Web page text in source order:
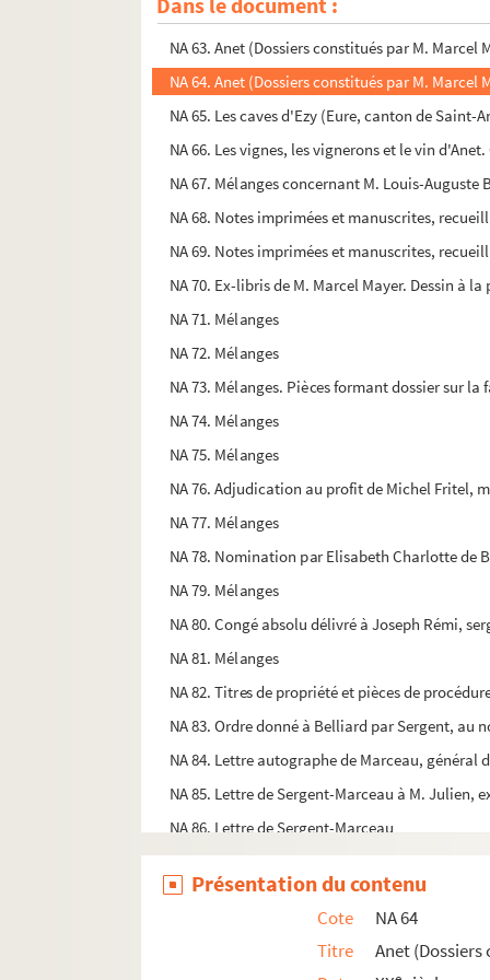
NA 62. Eloge historique de Jeanne d'Arc, dite
NA 63. Anet (Dossiers constitués par M. Marcel
NA 64. Anet (Dossiers constitués par M. Marcel
NA 65. Les caves d'Ezy (Eure, canton de Saint-
NA 66. Les vignes, les vignerons et le vin
NA 67. Mélanges concernant M. Louis-
NA 68. Notes imprimées et manuscrites,
NA 69. Notes imprimées et manuscrites,
NA 70. Ex-libris de M. Marcel Mayer. Dessin à
NA 71. Mélanges
NA 72. Mélanges
NA 73. Mélanges. Pièces formant dossier sur
NA 74. Mélanges
NA 75. Mélanges
NA 76. Adjudication au profit de Michel Fritel,
NA 77. Mélanges
NA 78. Nomination par Elisabeth Charlotte de
NA 79. Mélanges
NA 80. Congé absolu délivré à Joseph Rémi,
NA 81. Mélanges
NA 82. Titres de propriété et pièces de
NA 83. Ordre donné à Belliard par Sergent,
NA 84. Lettre autographe de Marceau,
NA 85. Lettre de Sergent-Marceau à M. Julien,
NA 86. Lettre de Sergent-Marceau
NA 86. Lettre de Sergent-Marceau à Joli,
NA 87. Mélanges
NA 89. Pièces diverses concernant Pasteur
Présentation du contenu
Cote
NA 64
Titre
Anet